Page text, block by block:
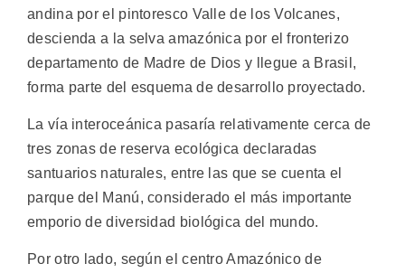
andina por el pintoresco Valle de los Volcanes,
descienda a la selva amazónica por el fronterizo
departamento de Madre de Dios y llegue a Brasil,
forma parte del esquema de desarrollo proyectado.
La vía interoceánica pasaría relativamente cerca de
tres zonas de reserva ecológica declaradas
santuarios naturales, entre las que se cuenta el
parque del Manú, considerado el más importante
emporio de diversidad biológica del mundo.
Por otro lado, según el centro Amazónico de